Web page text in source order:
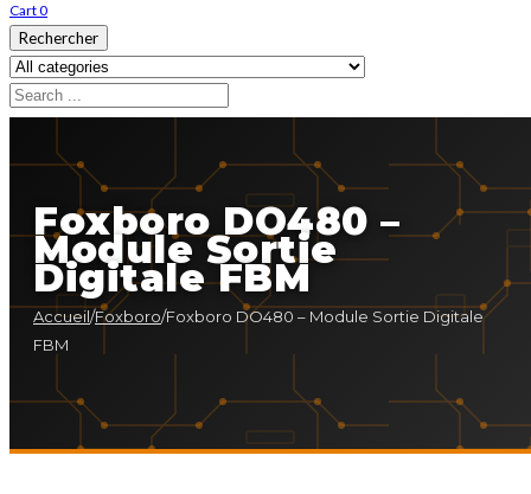
Cart0
Rechercher
Foxboro DO480 –
Module Sortie
Digitale FBM
Accueil/Foxboro/Foxboro DO480 – Module Sortie Digitale
FBM